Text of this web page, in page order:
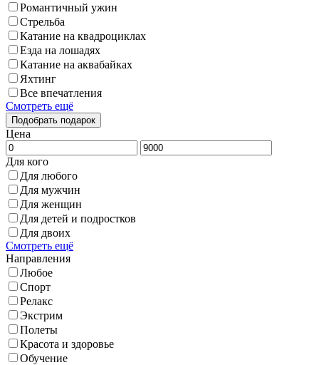
Романтичный ужин
Стрельба
Катание на квадроциклах
Езда на лошадях
Катание на аквабайках
Яхтинг
Все впечатления
Смотреть ещё
Цена
Для кого
Для любого
Для мужчин
Для женщин
Для детей и подростков
Для двоих
Смотреть ещё
Направления
Любое
Спорт
Релакс
Экстрим
Полеты
Красота и здоровье
Обучение